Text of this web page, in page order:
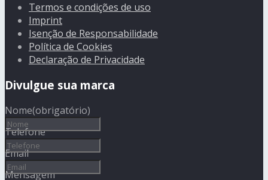
Termos e condições de uso
Imprint
Isenção de Responsabilidade
Política de Cookies
Declaração de Privacidade
Divulgue sua marca
Nome(obrigatório)
Telefone
Email
Mensagem